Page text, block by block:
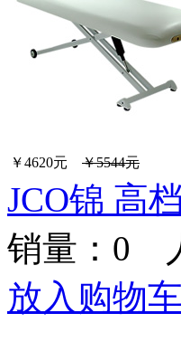
￥4620元 ￥5544元
JCO锦 高
销量： 0
放入购物车